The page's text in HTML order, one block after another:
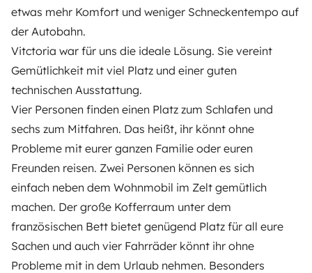
etwas mehr Komfort und weniger Schneckentempo auf
der Autobahn.
Vitctoria war für uns die ideale Lösung. Sie vereint
Gemütlichkeit mit viel Platz und einer guten
technischen Ausstattung.
Vier Personen finden einen Platz zum Schlafen und
sechs zum Mitfahren. Das heißt, ihr könnt ohne
Probleme mit eurer ganzen Familie oder euren
Freunden reisen. Zwei Personen können es sich
einfach neben dem Wohnmobil im Zelt gemütlich
machen. Der große Kofferraum unter dem
französischen Bett bietet genügend Platz für all eure
Sachen und auch vier Fahrräder könnt ihr ohne
Probleme mit in dem Urlaub nehmen. Besonders
How it works
Rent an RV
Driving a motorhome for the first time
Help Centre for travellers
OWNERS
Create a listing